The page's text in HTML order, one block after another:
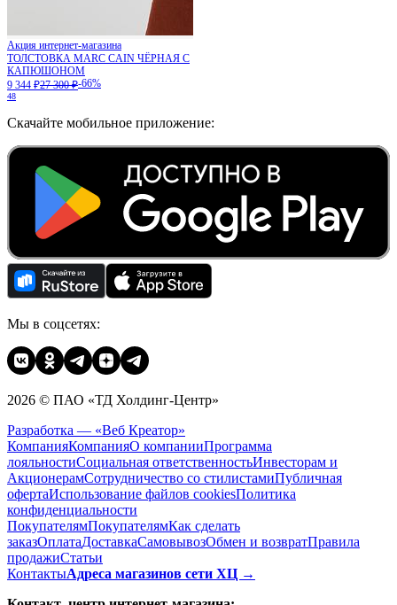
Акция интернет-магазина
ТОЛСТОВКА MARC CAIN ЧЁРНАЯ С
КАПЮШОНОМ
9 344 ₽27 300 ₽-66%
48
Скачайте мобильное приложение:
Мы в соцсетях:
2026 © ПАО «ТД Холдинг-Центр»
Разработка — «Веб Креатор»
КомпанияКомпанияО компанииПрограмма
лояльностиСоциальная ответственностьИнвесторам и
АкционерамСотрудничество со стилистамиПубличная
офертаИспользование файлов cookiesПолитика
конфиденциальности
ПокупателямПокупателямКак сделать
заказОплатаДоставкаCамовывозОбмен и возвратПравила
продажиСтатьи
КонтактыАдреса магазинов сети ХЦ →